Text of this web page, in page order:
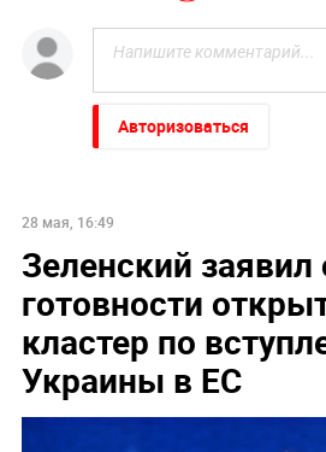
Авторизоваться
28 мая, 16:49
Зеленский заявил
готовности
кластер по
Украины в ЕС